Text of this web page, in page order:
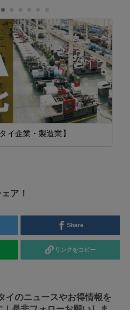
イ企業・製造業】
ア！
Share
リンクをコピー
イのニュースやお得情報を